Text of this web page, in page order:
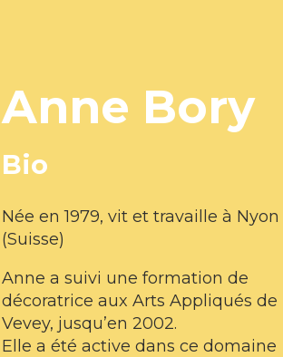
Anne Bory
Bio
Née en 1979, vit et travaille à Nyon
(Suisse)
Anne a suivi une formation de
décoratrice aux Arts Appliqués de
Vevey, jusqu’en 2002.
Elle a été active dans ce domaine